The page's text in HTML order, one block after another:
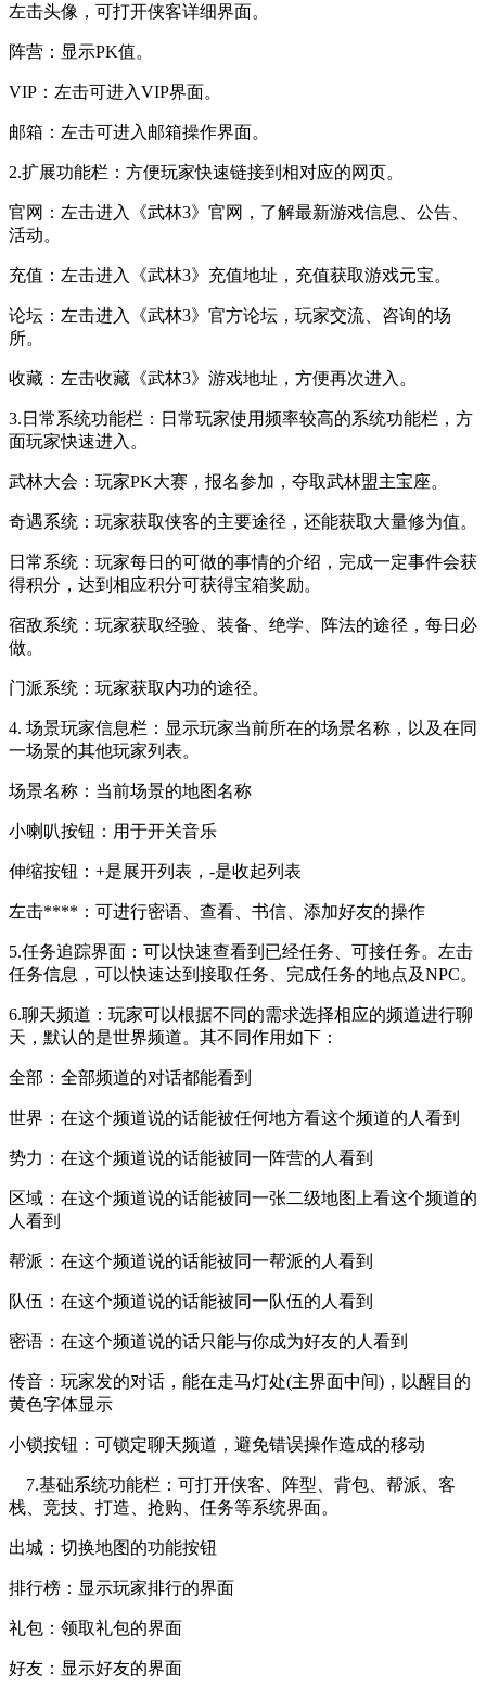
左击头像，可打开侠客详细界面。
阵营：显示PK值。
VIP：左击可进入VIP界面。
邮箱：左击可进入邮箱操作界面。
2.扩展功能栏：方便玩家快速链接到相对应的网页。
官网：左击进入《武林3》官网，了解最新游戏信息、公告、
活动。
充值：左击进入《武林3》充值地址，充值获取游戏元宝。
论坛：左击进入《武林3》官方论坛，玩家交流、咨询的场
所。
收藏：左击收藏《武林3》游戏地址，方便再次进入。
3.日常系统功能栏：日常玩家使用频率较高的系统功能栏，方
面玩家快速进入。
武林大会：玩家PK大赛，报名参加，夺取武林盟主宝座。
奇遇系统：玩家获取侠客的主要途径，还能获取大量修为值。
日常系统：玩家每日的可做的事情的介绍，完成一定事件会获
得积分，达到相应积分可获得宝箱奖励。
宿敌系统：玩家获取经验、装备、绝学、阵法的途径，每日必
做。
门派系统：玩家获取内功的途径。
4. 场景玩家信息栏：显示玩家当前所在的场景名称，以及在同
一场景的其他玩家列表。
场景名称：当前场景的地图名称
小喇叭按钮：用于开关音乐
伸缩按钮：+是展开列表，-是收起列表
左击****：可进行密语、查看、书信、添加好友的操作
5.任务追踪界面：可以快速查看到已经任务、可接任务。左击
任务信息，可以快速达到接取任务、完成任务的地点及NPC。
6.聊天频道：玩家可以根据不同的需求选择相应的频道进行聊
天，默认的是世界频道。其不同作用如下：
全部：全部频道的对话都能看到
世界：在这个频道说的话能被任何地方看这个频道的人看到
势力：在这个频道说的话能被同一阵营的人看到
区域：在这个频道说的话能被同一张二级地图上看这个频道的
人看到
帮派：在这个频道说的话能被同一帮派的人看到
队伍：在这个频道说的话能被同一队伍的人看到
密语：在这个频道说的话只能与你成为好友的人看到
传音：玩家发的对话，能在走马灯处(主界面中间)，以醒目的
黄色字体显示
小锁按钮：可锁定聊天频道，避免错误操作造成的移动
7.基础系统功能栏：可打开侠客、阵型、背包、帮派、客
栈、竞技、打造、抢购、任务等系统界面。
出城：切换地图的功能按钮
排行榜：显示玩家排行的界面
礼包：领取礼包的界面
好友：显示好友的界面